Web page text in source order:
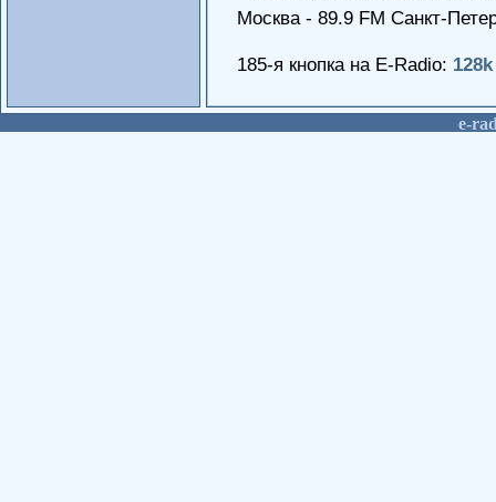
Москва - 89.9 FM Санкт-
185-я кнопка на E-Radio: 128k
е-